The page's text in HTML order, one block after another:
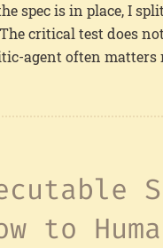
spec is in place, I
critical test does
agent often
to